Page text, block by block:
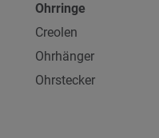
Ohrringe
Creolen
Ohrhänger
Ohrstecker